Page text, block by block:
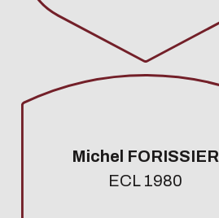
Michel FORISSIER
ECL 1980